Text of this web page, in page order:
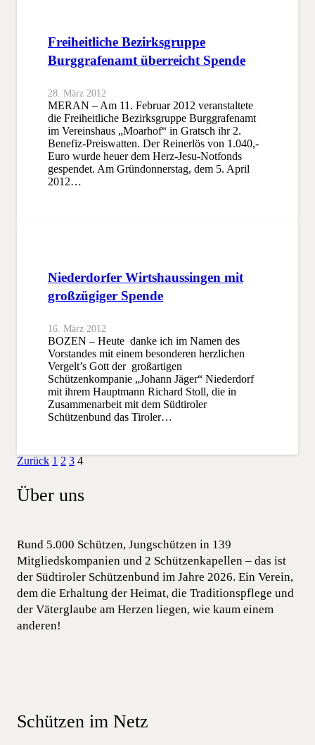
Freiheitliche Bezirksgruppe
Burggrafenamt überreicht Spende
28. März 2012
MERAN – Am 11. Februar 2012 veranstaltete
die Freiheitliche Bezirksgruppe Burggrafenamt
im Vereinshaus „Moarhof“ in Gratsch ihr 2.
Benefiz-Preiswatten. Der Reinerlös von 1.040,-
Euro wurde heuer dem Herz-Jesu-Notfonds
gespendet. Am Gründonnerstag, dem 5. April
2012…
Niederdorfer Wirtshaussingen mit
großzügiger Spende
16. März 2012
BOZEN – Heute danke ich im Namen des
Vorstandes mit einem besonderen herzlichen
Vergelt’s Gott der großartigen
Schützenkompanie „Johann Jäger“ Niederdorf
mit ihrem Hauptmann Richard Stoll, die in
Zusammenarbeit mit dem Südtiroler
Schützenbund das Tiroler…
Zurück 1 2 3 4
Über uns
Rund 5.000 Schützen, Jungschützen in 139
Mitgliedskompanien und 2 Schützenkapellen – das ist
der Südtiroler Schützenbund im Jahre 2026. Ein Verein,
dem die Erhaltung der Heimat, die Traditionspflege und
der Väterglaube am Herzen liegen, wie kaum einem
anderen!
Schützen im Netz